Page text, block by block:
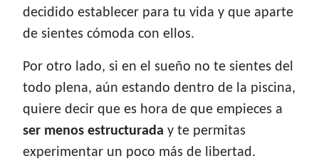
decidido establecer para tu vida y que aparte
de sientes cómoda con ellos.
Por otro lado, si en el sueño no te sientes del
todo plena, aún estando dentro de la piscina,
quiere decir que es hora de que empieces a
ser menos estructurada y te permitas
experimentar un poco más de libertad.